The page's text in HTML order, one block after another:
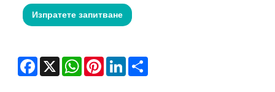
Изпратете запитване
Facebook
X WhatsAppPinterestLinkedIn